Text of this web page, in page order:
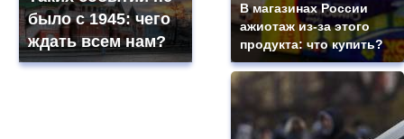
было с 1945: чего
ждать всем нам?
В магазинах России
ажиотаж из-за этого
продукта: что купить?